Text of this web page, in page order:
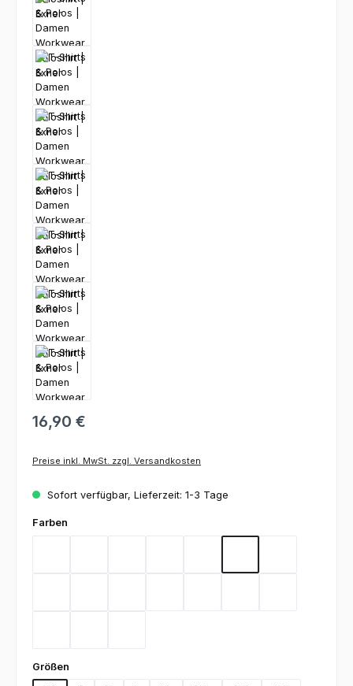
16,90 €
Preise inkl. MwSt. zzgl. Versandkosten
Sofort verfügbar, Lieferzeit: 1-3 Tage
Farben
Größen